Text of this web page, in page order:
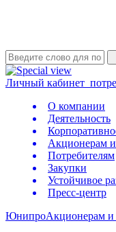
Личный кабинет
О компании
Деятельность
Акционерам
Потребителям
Закупки
Устойчивое
Пресс-центр
ЮнипроАкционерам и